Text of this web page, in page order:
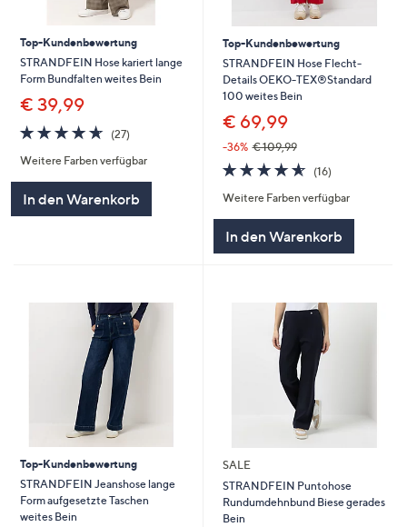
Top-Kundenbewertung
STRANDFEIN Hose kariert lange
Form Bundfalten weites Bein
€ 39,99
4.6
von
5
(27)27
Weitere Farben verfügbar
In den Warenkorb
Top-Kundenbewertung
STRANDFEIN Hose Flecht-
Details OEKO-TEX®Standard
100 weites Bein
€ 69,99
-36% € 109,99
4.6
von
5
(16)16
Weitere Farben verfügbar
In den Warenkorb
Top-Kundenbewertung
STRANDFEIN Jeanshose lange
Form aufgesetzte Taschen
weites Bein
SALE
STRANDFEIN Puntohose
Rundumdehnbund Biese gerades
Bein